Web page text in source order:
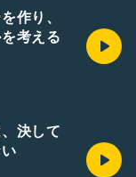
作り、
考える
決して